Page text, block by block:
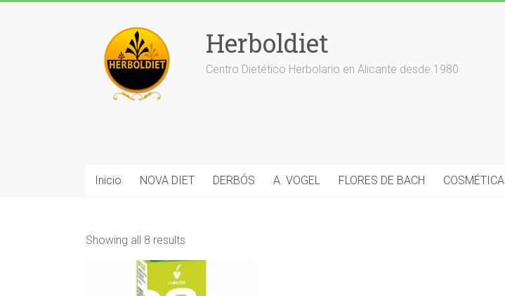
Herboldiet
Centro Dietético Herbolario en Alicante desde 1980
Inicio NOVA DIET DERBÓS A. VOGEL FLORES DE BACH COSMÉTICA
Showing all 8 results